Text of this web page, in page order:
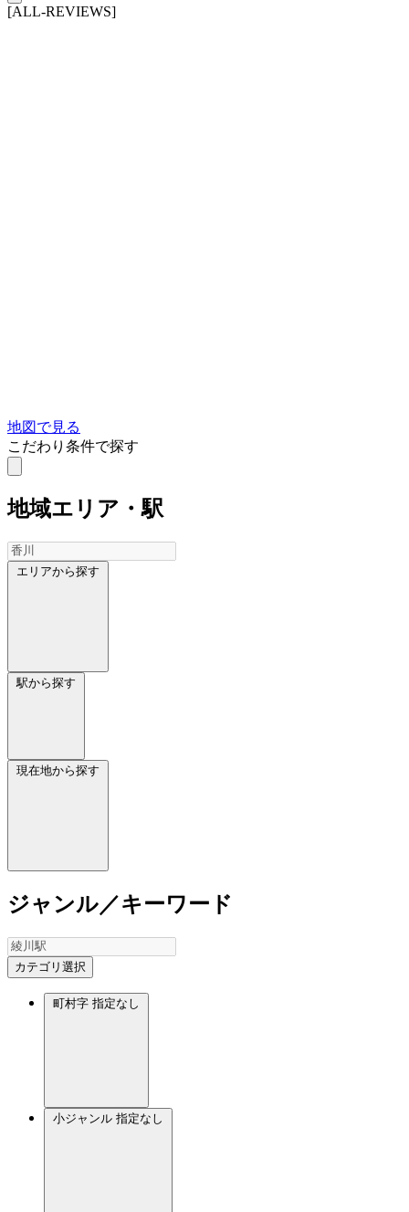
[ALL-REVIEWS]
地図で見る
こだわり条件で探す
地域エリア・駅
エリアから探す
駅から探す
現在地から探す
ジャンル／キーワード
カテゴリ選択
町村字 指定なし
小ジャンル 指定なし